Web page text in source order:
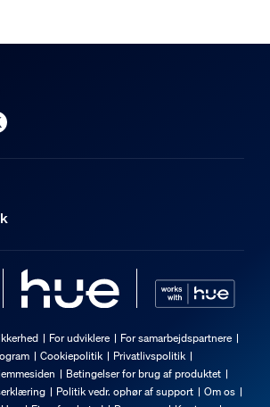
For udviklere
For samarbejdspartnere
Cookiepolitik
Privatlivspolitik
Betingelser for brug af produktet
Politik vedr. ophør af support
Om os